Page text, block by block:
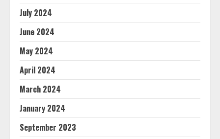
July 2024
June 2024
May 2024
April 2024
March 2024
January 2024
September 2023